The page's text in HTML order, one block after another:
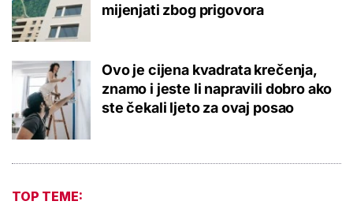
mijenjati zbog prigovora
Ovo je cijena kvadrata krečenja,
znamo i jeste li napravili dobro ako
ste čekali ljeto za ovaj posao
TOP TEME: